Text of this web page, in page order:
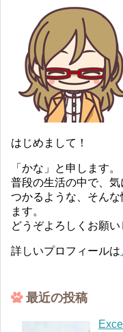
はじめまして！
「かな」と申します。
普段の生活の中で、
つかるような、そん
ます。
どうぞよろしくお願
詳しいプロフィールは
最近の投稿